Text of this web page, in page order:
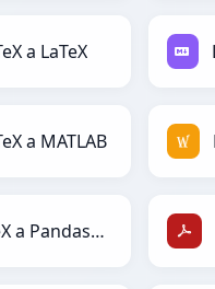
a LaTeX
a MATLAB
LaTeX a PandasDataFrame